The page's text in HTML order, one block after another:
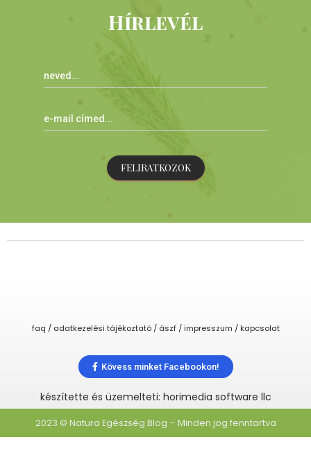
Hírlevél
FELIRATKOZOK
faq / adatkezelési tájékoztató / ászf / impresszum / kapcsolat
Kövess minket Facebookon!
készítette és üzemelteti: horimedia software llc
2023 © Natura Egészség Blog – Minden jog fenntartva